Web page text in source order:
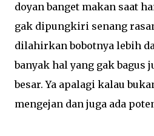
doyan banget makan saat
gak dipungkiri senang
dilahirkan bobotnya lebih
banyak hal yang gak bagus
besar. Ya apalagi kalau
mengejan dan juga ada